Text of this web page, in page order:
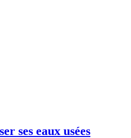
ses eaux usées